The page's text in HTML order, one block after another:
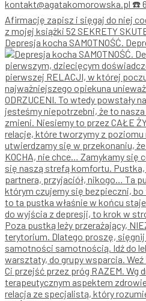
Depresja kocha SAMOTNOŚĆ.